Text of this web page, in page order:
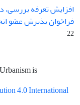
افزایش تعرفه بررسی،
فراخوان پذیرش عضو
22
is
4.0 International